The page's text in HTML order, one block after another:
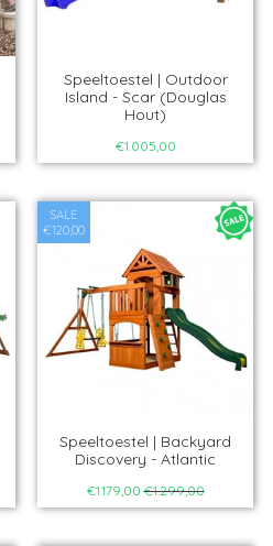
Speeltoestel | Outdoor
Island - Scar (Douglas
Hout)
€1.005,00
SALE
€120,00
Speeltoestel | Backyard
Discovery - Atlantic
€1.179,00 €1.299,00